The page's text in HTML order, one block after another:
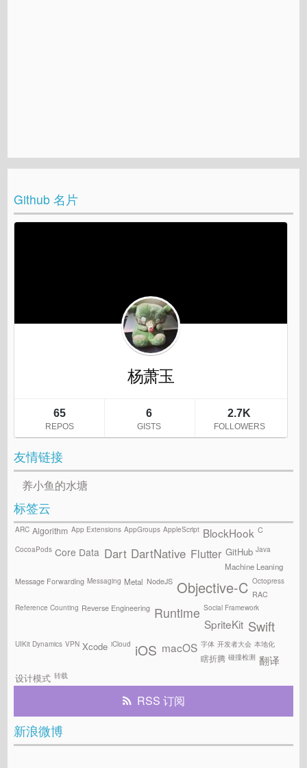
Github 名片
友情链接
养小鱼的水塘
标签云
ARC Algorithm App Extensions AppGroups AppleScript BlockHook C
CocoaPods Core Data Dart DartNative Flutter GitHub Java
Machine Leaning
Message Forwarding Messaging Metal NodeJS Objective-C Octopress
RAC
Reference Counting Reverse Engineering Runtime Social Framework
SpriteKit Swift
UIKit Dynamics VPN Xcode iCloud iOS macOS 字体 开发者大会 本地化
瞎折腾 碰撞检测 翻译
设计模式 转载
RSS 订阅
新浪微博